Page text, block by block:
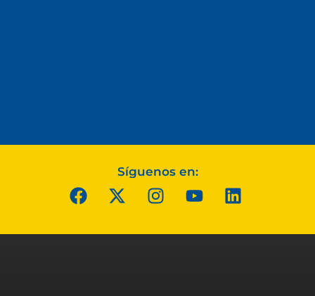
Síguenos en: